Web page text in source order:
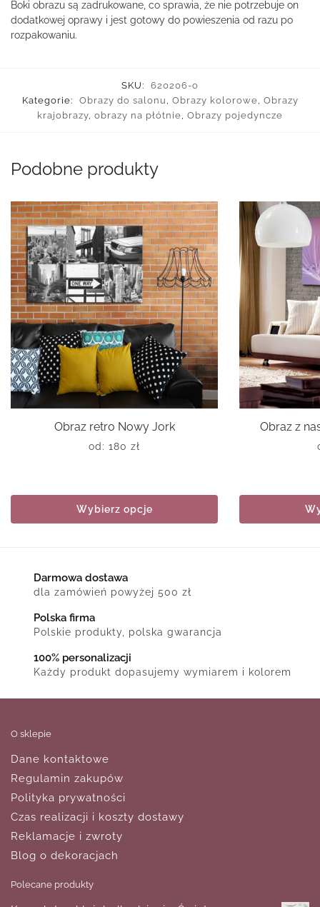
Boki obrazu są zadrukowane, co sprawia, że nie potrzebuje on
dodatkowej oprawy i jest gotowy do powieszenia od razu po
rozpakowaniu.
SKU:
620206-o
Kategorie:
Obrazy do salonu , Obrazy kolorowe, Obrazy
krajobrazy, obrazy na płótnie, Obrazy pojedyncze
Podobne produkty
Obraz retro Nowy Jork
od: 180 zł
Wybierz opcje
Obraz z
Darmowa dostawa
dla zamówień powyżej 500 zł
Polska firma
Polskie produkty, polska gwarancja
100% personalizacji
Każdy produkt dopasujemy wymiarem i kolorem
O sklepie
Dane kontaktowe
Regulamin zakupów
Polityka prywatności
Czas realizacji i koszty dostawy
Reklamacje i zwroty
Blog o dekoracjach
Polecane produkty